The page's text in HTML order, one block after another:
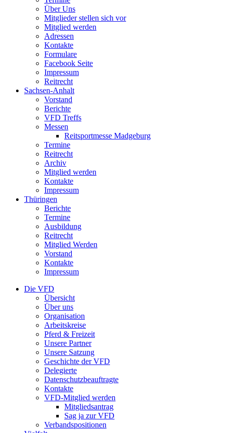
Über Uns
Mitglieder stellen sich vor
Mitglied werden
Adressen
Kontakte
Formulare
Facebook Seite
Impressum
Reitrecht
Sachsen-Anhalt
Vorstand
Berichte
VFD Treffs
Messen
Reitsportmesse Madgeburg
Termine
Reitrecht
Archiv
Mitglied werden
Kontakte
Impressum
Thüringen
Berichte
Termine
Ausbildung
Reitrecht
Mitglied Werden
Vorstand
Kontakte
Impressum
Die VFD
Übersicht
Über uns
Organisation
Arbeitskreise
Pferd & Freizeit
Unsere Partner
Unsere Satzung
Geschichte der VFD
Delegierte
Datenschutzbeauftragte
Kontakte
VFD-Mitglied werden
Mitgliedsantrag
Sag ja zur VFD
Verbandspositionen